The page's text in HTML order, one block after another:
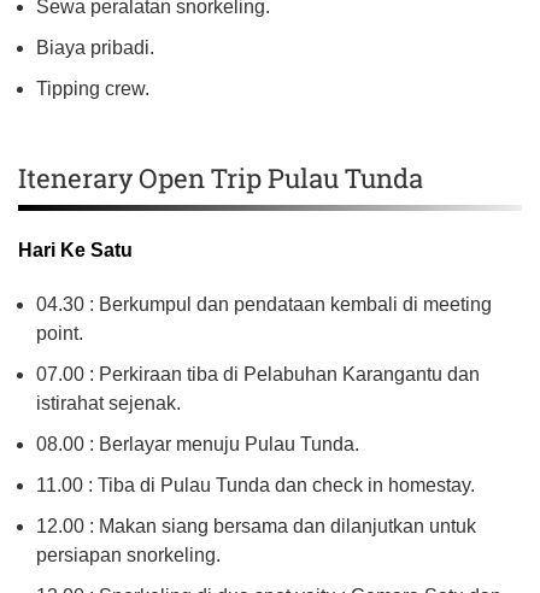
Sewa peralatan snorkeling.
Biaya pribadi.
Tipping crew.
Itenerary Open Trip Pulau Tunda
Hari Ke Satu
04.30 : Berkumpul dan pendataan kembali di meeting
point.
07.00 : Perkiraan tiba di Pelabuhan Karangantu dan
istirahat sejenak.
08.00 : Berlayar menuju Pulau Tunda.
11.00 : Tiba di Pulau Tunda dan check in homestay.
12.00 : Makan siang bersama dan dilanjutkan untuk
persiapan snorkeling.